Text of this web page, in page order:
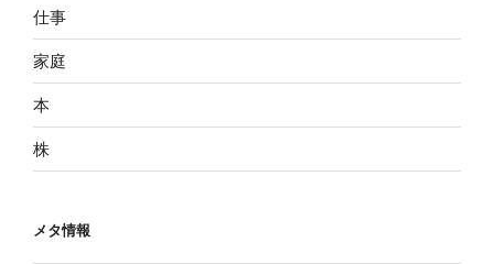
仕事
家庭
本
株
メタ情報